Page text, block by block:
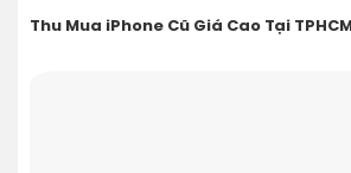
Thu Mua iPhone Cũ Giá Cao Tại TPHCM